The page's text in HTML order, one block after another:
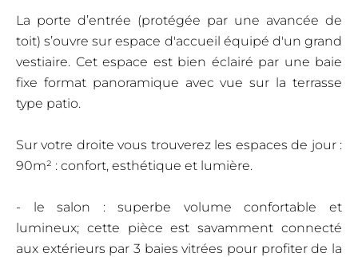
La porte d’entrée (protégée par une avancée de
toit) s’ouvre sur espace d'accueil équipé d'un grand
vestiaire. Cet espace est bien éclairé par une baie
fixe format panoramique avec vue sur la terrasse
type patio.
Sur votre droite vous trouverez les espaces de jour :
90m² : confort, esthétique et lumière.
- le salon : superbe volume confortable et
lumineux; cette pièce est savamment connecté
aux extérieurs par 3 baies vitrées pour profiter de la